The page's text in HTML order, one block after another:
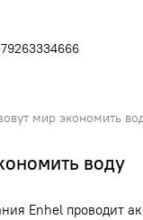
мир экономить
воду
Enhel проводит